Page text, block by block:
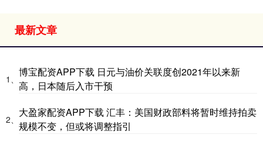
最新文章
1、
博宝配资APP下载 日元与油价关联度创2021年以来新
高，日本随后入市干预
2、
大盈家配资APP下载 汇丰：美国财政部料将暂时维持拍卖
规模不变，但或将调整指引